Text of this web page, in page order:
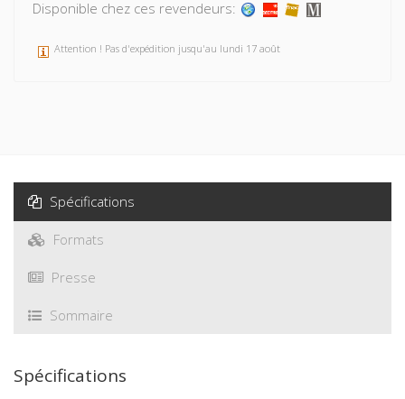
Disponible chez ces revendeurs:
Attention ! Pas d'expédition jusqu'au lundi 17 août
Spécifications
Formats
Presse
Sommaire
Spécifications